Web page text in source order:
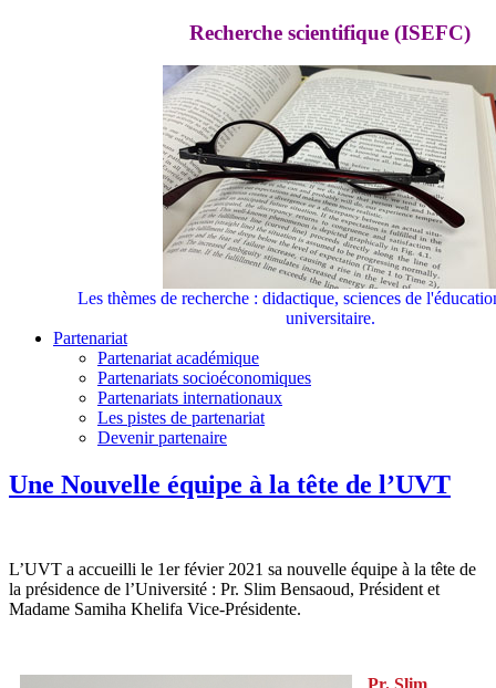
Recherche scientifique (ISEFC)
Les thèmes de recherche : didactique, sciences de
universitaire.
Partenariat
Partenariat académique
Partenariats socioéconomiques
Partenariats internationaux
Les pistes de partenariat
Devenir partenaire
Une Nouvelle équipe à la tête de l’UVT
L’UVT a accueilli le 1er févier 2021 sa nouvelle équipe à la tête de
la présidence de l’Université : Pr. Slim Bensaoud, Président et
Madame Samiha Khelifa Vice-Présidente.
Pr. Slim